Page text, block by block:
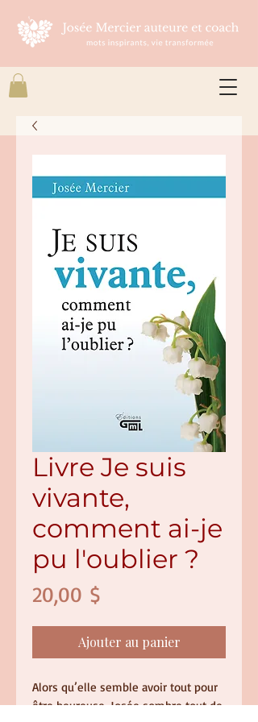
Livre Je suis
vivante,
comment ai-je
pu l'oublier ?
20,00 $
Ajouter au panier
Alors qu’elle semble avoir tout pour
être heureuse, Josée sombre tout de